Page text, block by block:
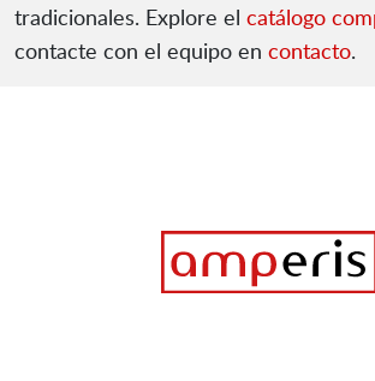
tradicionales. Explore el catálogo
contacte con el equipo en contacto.